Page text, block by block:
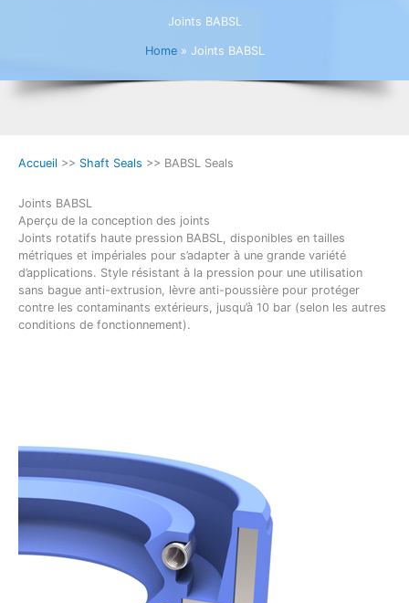
Joints BABSL
Home » Joints BABSL
Accueil >> Shaft Seals >> BABSL Seals
Joints BABSL
Aperçu de la conception des joints
Joints rotatifs haute pression BABSL, disponibles en tailles
métriques et impériales pour s’adapter à une grande variété
d’applications. Style résistant à la pression pour une utilisation
sans bague anti-extrusion, lèvre anti-poussière pour protéger
contre les contaminants extérieurs, jusqu’à 10 bar (selon les autres
conditions de fonctionnement).